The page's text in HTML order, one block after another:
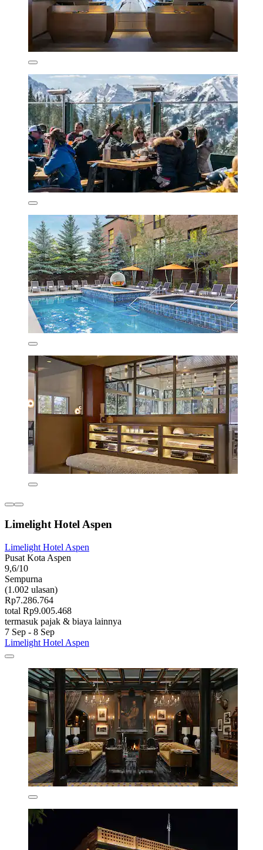
Limelight Hotel Aspen
Limelight Hotel Aspen
Pusat Kota Aspen
9,6/10
Sempurna
(1.002 ulasan)
Rp7.286.764
total Rp9.005.468
termasuk pajak & biaya lainnya
7 Sep - 8 Sep
Limelight Hotel Aspen